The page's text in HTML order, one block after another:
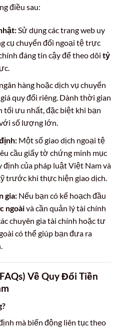
điều sau:
Sử dụng các trang web uy
cụ chuyển đổi ngoại tệ trực
đáng tin cậy để theo dõi tỷ
hàng hoặc dịch vụ chuyển
quy đổi riêng. Dành thời gian
tối ưu nhất, đặc biệt khi bạn
số lượng lớn.
Một số giao dịch ngoại tệ
cầu giấy tờ chứng minh mục
của pháp luật Việt Nam và
trước khi thực hiện giao dịch.
gia:Nếu bạn có kế hoạch đầu
ngoàivà cần quản lý tài chính
chuyên gia tài chính hoặc tư
có thể giúp bạn đưa ra
Về Quy Đổi Tiền
mà biến động liên tục theo